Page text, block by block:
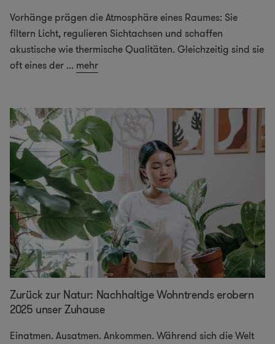
Vorhänge prägen die Atmosphäre eines Raumes: Sie
filtern Licht, regulieren Sichtachsen und schaffen
akustische wie thermische Qualitäten. Gleichzeitig sind sie
oft eines der ... mehr
Zurück zur Natur: Nachhaltige Wohntrends erobern
2025 unser Zuhause
Einatmen. Ausatmen. Ankommen. Während sich die Welt